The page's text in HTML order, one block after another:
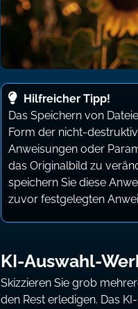
Hilfreicher Tipp!
Das Speichern von
Form der nicht-
Anweisungen oder
das Originalbild zu
speichern Sie diese
zuvor festgelegten
KI-Auswahl-
Skizzieren Sie grob
den Rest erledigen. Das